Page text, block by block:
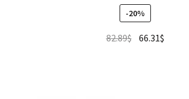
-20%
82.89$ 66.31$